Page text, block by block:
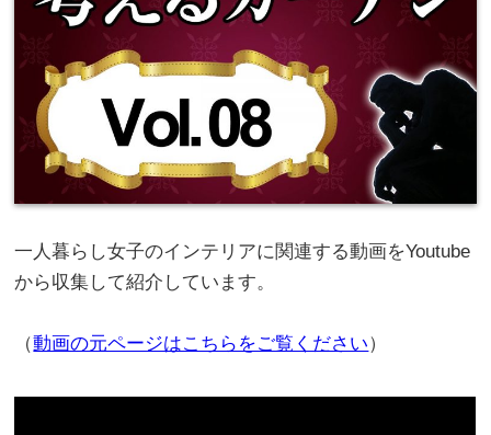
一人暮らし女子のインテリアに関連する動画をYoutube
から収集して紹介しています。
（動画の元ページはこちらをご覧ください）